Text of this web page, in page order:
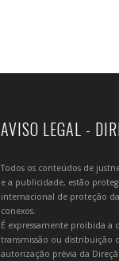
AVISO LEGAL -
Todos os conteúdos de
e a publicidade, estão
internacional de proteção
conexos.
É expressamente proibida
transmissão ou distribuição
autorização prévia da